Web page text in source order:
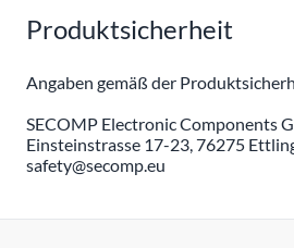
Produktsicherheit
Angaben gemäß der
SECOMP Electronic Components
Einsteinstrasse 17-23, 76275
safety@secomp.eu